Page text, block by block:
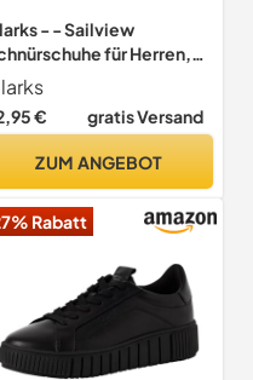
- - Sailview
für Herren,
Light Tan Nubuck,
39 EU
€ gratis Versand
ZUM ANGEBOT
Rabatt